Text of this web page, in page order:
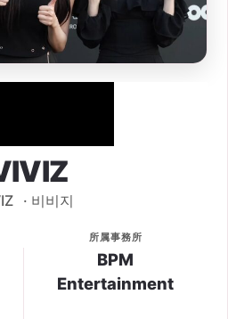
· 비비지
所属事務所
BPM
Entertainment